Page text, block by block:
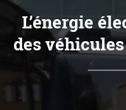
L’énergie
des